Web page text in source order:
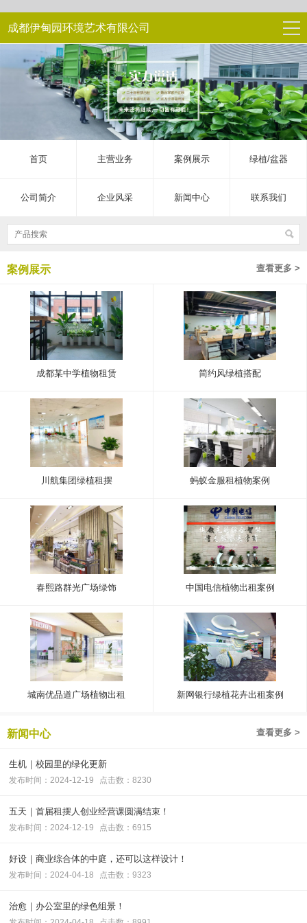
成都伊甸园环境艺术有限公司
首页 主营业务 案例展示 绿植/盆器
公司简介 企业风采 新闻中心 联系我们
查看更多 >
案例展示
成都某中学植物租赁 简约风绿植搭配
川航集团绿植租摆 蚂蚁金服租植物案例
春熙路群光广场绿饰 中国电信植物出租案例
城南优品道广场植物出租 新网银行绿植花卉出租案例
查看更多 >
新闻中心
生机｜校园里的绿化更新
发布时间：2024-12-19 点击数：8230
五天｜首届租摆人创业经营课圆满结束！
发布时间：2024-12-19 点击数：6915
好设｜商业综合体的中庭，还可以这样设计！
发布时间：2024-04-18 点击数：9323
治愈｜办公室里的绿色组景！